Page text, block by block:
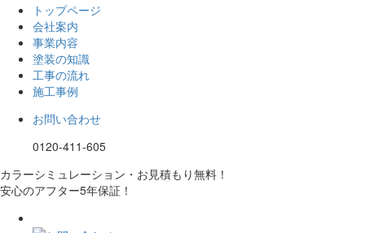
トップページ
会社案内
事業内容
塗装の知識
工事の流れ
施工事例
お問い合わせ
0120-411-605
カラーシミュレーション・お見積もり無料！
安心のアフター5年保証！